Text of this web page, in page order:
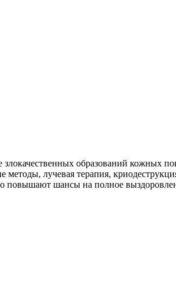
образований кожных
лучевая терапия,
повышают шансы на полное